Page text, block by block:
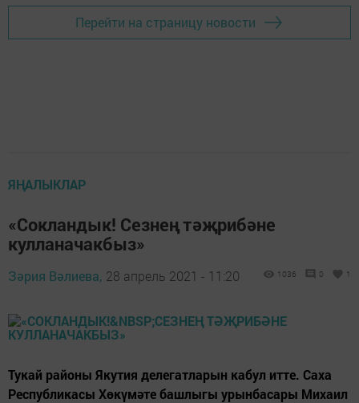
Перейти на страницу новости
ЯҢАЛЫКЛАР
«Сокландык! Сезнең тәҗрибәне
кулланачакбыз»
Зәрия Вәлиева, 28 апрель 2021 - 11:20 1036 0 1
Тукай районы Якутия делегатларын кабул итте. Саха
Республикасы Хөкүмәте башлыгы урынбасары Михаил